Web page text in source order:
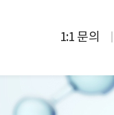
1:1 문의